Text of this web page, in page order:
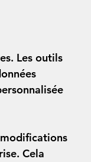
Les outils
Cela